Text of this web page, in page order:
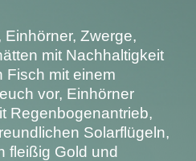
Zwerge,
mit Nachhaltigkeit
Fisch mit einem
vor, Einhörner
Regenbogenantrieb,
Solarflügeln,
fleißig Gold und